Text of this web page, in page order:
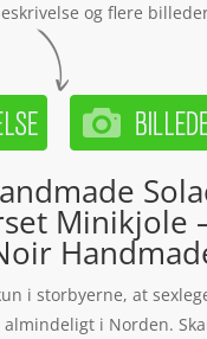
og flere
Minikjole
i storbyerne, at
almindeligt i Norden.